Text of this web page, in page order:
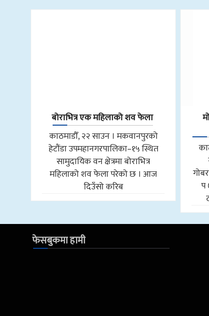
बोराभित्र एक महिलाको शव फेला
काठमाडौँ, २२ साउन । मकवानपुरको
हेटौंडा उपमहानगरपालिका–१५ स्थित
सामुदायिक वन क्षेत्रमा बोराभित्र
महिलाको शव फेला परेको छ । आज
दिउँसो करिब
प
फेसबुकमा हामी